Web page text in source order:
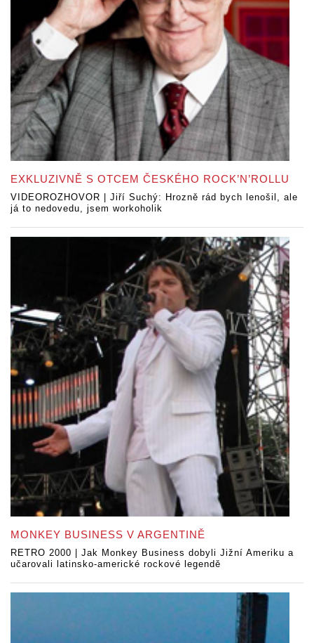
EXKLUZIVNĚ S OTCEM ČESKÉHO ROCK’N’ROLLU
VIDEOROZHOVOR | Jiří Suchý: Hrozně rád bych lenošil, ale
já to nedovedu, jsem workoholik
MONKEY BUSINESS V ARGENTINĚ
RETRO 2000 | Jak Monkey Business dobyli Jižní Ameriku a
učarovali latinsko-americké rockové legendě